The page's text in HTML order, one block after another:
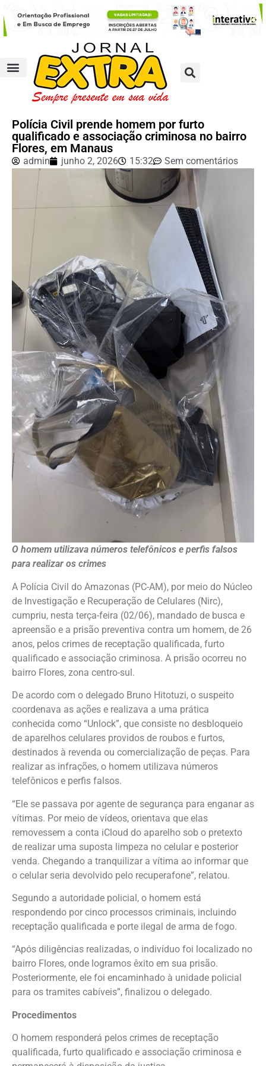
Polícia Civil prende homem por furto
qualificado e associação criminosa no bairro
Flores, em Manaus
admin junho 2, 2026 15:32 Sem comentários
O homem utilizava números telefônicos e perfis falsos
para realizar os crimes
A Polícia Civil do Amazonas (PC-AM), por meio do Núcleo
de Investigação e Recuperação de Celulares (Nirc),
cumpriu, nesta terça-feira (02/06), mandado de busca e
apreensão e a prisão preventiva contra um homem, de 26
anos, pelos crimes de receptação qualificada, furto
qualificado e associação criminosa. A prisão ocorreu no
bairro Flores, zona centro-sul.
De acordo com o delegado Bruno Hitotuzi, o suspeito
coordenava as ações e realizava a uma prática
conhecida como “Unlock”, que consiste no desbloqueio
de aparelhos celulares providos de roubos e furtos,
destinados à revenda ou comercialização de peças. Para
realizar as infrações, o homem utilizava números
telefônicos e perfis falsos.
“Ele se passava por agente de segurança para enganar as
vítimas. Por meio de vídeos, orientava que elas
removessem a conta iCloud do aparelho sob o pretexto
de realizar uma suposta limpeza no celular e posterior
venda. Chegando a tranquilizar a vítima ao informar que
o celular seria devolvido pelo recuperafone”, relatou.
Segundo a autoridade policial, o homem está
respondendo por cinco processos criminais, incluindo
receptação qualificada e porte ilegal de arma de fogo.
“Após diligências realizadas, o indivíduo foi localizado no
bairro Flores, onde logramos êxito em sua prisão.
Posteriormente, ele foi encaminhado à unidade policial
para os tramites cabíveis”, finalizou o delegado.
Procedimentos
O homem responderá pelos crimes de receptação
qualificada, furto qualificado e associação criminosa e